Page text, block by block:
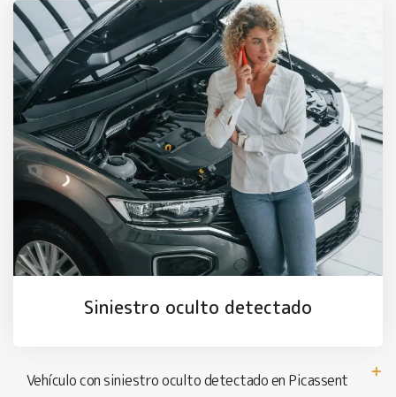
Siniestro oculto detectado
Vehículo con siniestro oculto detectado en Picassent